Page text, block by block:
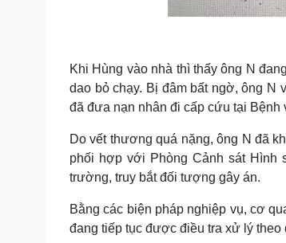
Khi Hùng vào nhà thì thấy ông N
dao bỏ chạy. Bị đâm bất ngờ, ông N
đã đưa nạn nhân đi cấp cứu tại
Do vết thương quá nặng, ông N đã
phối hợp với Phòng Cảnh sát Hình
trường, truy bắt đối tượng gây án.
Bằng các biện pháp nghiệp vụ, cơ
đang tiếp tục được điều tra xử lý theo